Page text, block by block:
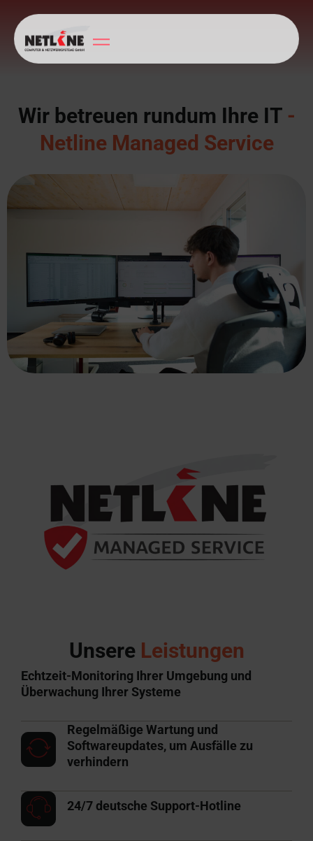
Wir betreuen rundum Ihre IT-
Netline Managed Service
UnsereLeistungen
Echtzeit-Monitoring Ihrer Umgebung und
Überwachung Ihrer Systeme
Regelmäßige Wartung und
Softwareupdates, um Ausfälle zu
verhindern
24/7 deutsche Support-Hotline